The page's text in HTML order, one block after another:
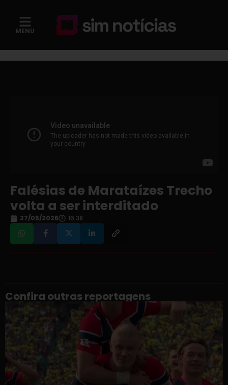
MENU
Falésias de Marataízes Trecho
volta a ser interditado
27/05/2026 16:38
Confira outras reportagens